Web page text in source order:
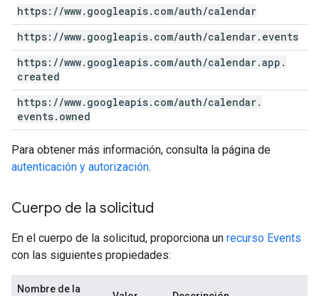
https: //www. googleapis. com/auth/calendar
https: //www. googleapis. com/auth/calendar. events
https: //www. googleapis. com/auth/calendar.app .
created
https: //www. googleapis. com/auth/calendar.
events. owned
Para obtener más información, consulta la página de
autenticación y autorización.
Cuerpo de la solicitud
En el cuerpo de la solicitud, proporciona un recurso Events
con las siguientes propiedades:
Nombre de la